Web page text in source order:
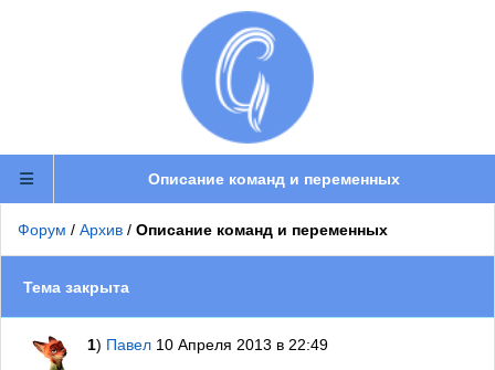
Описание команд и переменных
Форум / Архив / Описание команд и переменных
Тема закрыта
1) Павел 10 Апреля 2013 в 22:49